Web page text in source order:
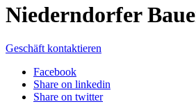
Niederndorfer
Geschäft kontaktieren
Facebook
Share on linkedin
Share on twitter